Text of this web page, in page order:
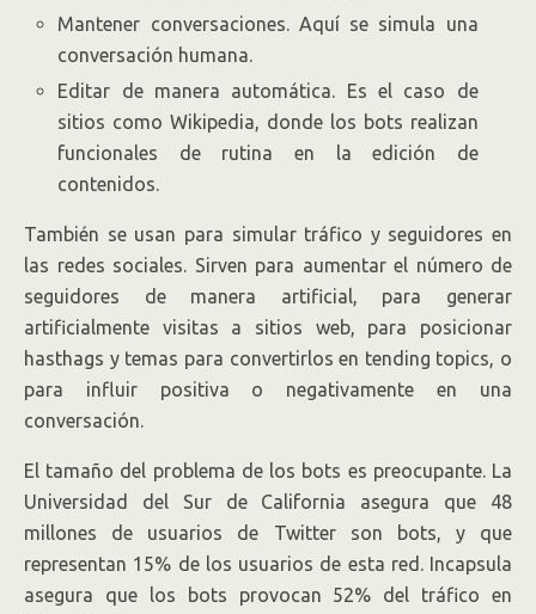
Mantener conversaciones. Aquí se simula una
conversación humana.
Editar de manera automática. Es el caso de
sitios como Wikipedia, donde los bots realizan
funcionales de rutina en la edición de
contenidos.
También se usan para simular tráfico y seguidores en
las redes sociales. Sirven para aumentar el número de
seguidores de manera artificial, para generar
artificialmente visitas a sitios web, para posicionar
hasthags y temas para convertirlos en tending topics, o
para influir positiva o negativamente en una
conversación.
El tamaño del problema de los bots es preocupante. La
Universidad del Sur de California asegura que 48
millones de usuarios de Twitter son bots, y que
representan 15% de los usuarios de esta red. Incapsula
asegura que los bots provocan 52% del tráfico en